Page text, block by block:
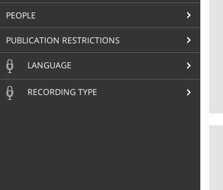
PEOPLE
PUBLICATION RESTRICTIONS
LANGUAGE
RECORDING TYPE